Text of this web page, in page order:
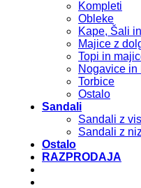
Kompleti
Obleke
Kape, Šali
Majice z
Topi in
Nogavice
Torbice
Ostalo
Sandali
Sandali z
Sandali z
Ostalo
RAZPRODAJA